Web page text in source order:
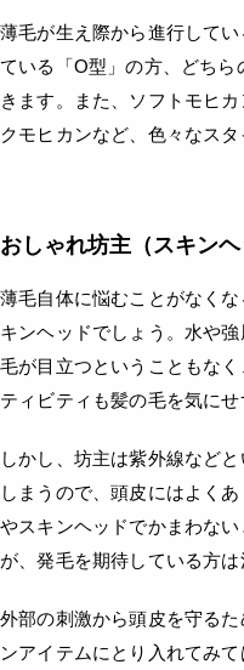
薄毛が生え際から進行して
ている「O型」の方、どち
きます。また、ソフトモヒ
クモヒカンなど、色々なスタ
おしゃれ坊主（スキンヘ
薄毛自体に悩むことがなく
キンヘッドでしょう。水や
毛が目立つということもな
ティビティも髪の毛を気に
しかし、坊主は紫外線など
しまうので、頭皮にはよく
やスキンヘッドでかまわな
が、発毛を期待している方は
外部の刺激から頭皮を守る
ンアイテムにとり入れてみ